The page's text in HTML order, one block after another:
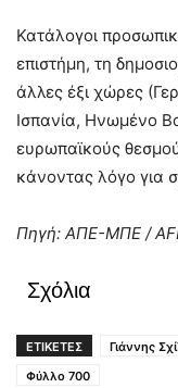
Κατάλογοι
επιστήμη, τη
άλλες έξι χώρες
Ισπανία, Ηνωμένο
ευρωπαϊκούς
κάνοντας λόγο για
Πηγή: ΑΠΕ-ΜΠΕ /
Σχόλια
ΕΤΙΚΕΤΕΣ Γιάννης
Φύλλο 700